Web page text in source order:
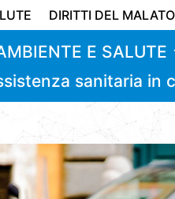
DIRITTI DEL MALATO
E SALUTE
sanitaria in